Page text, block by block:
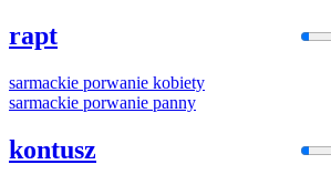
rapt
sarmackie porwanie kobiety
sarmackie porwanie panny
kontusz